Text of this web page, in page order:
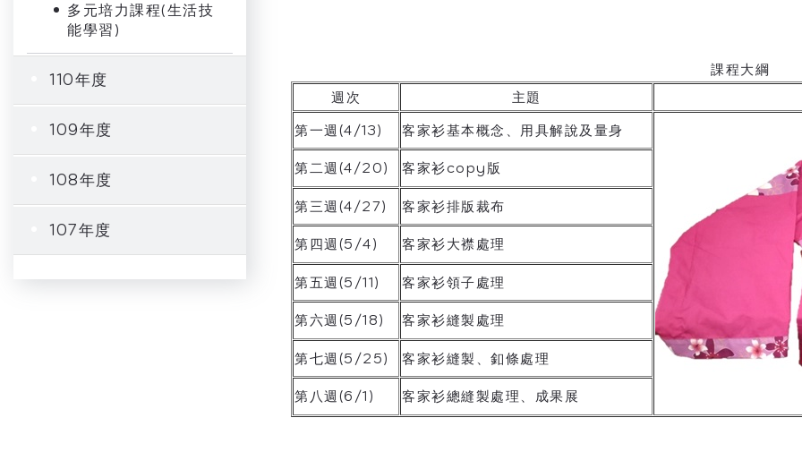
多元培力課程(生活技
能學習)
110年度
109年度
108年度
107年度
課程大綱
週次
主題
第一週(4/13)
客家衫基本概念、用具解說及量身
第二週(4/20) 客家衫copy版
第三週(4/27) 客家衫排版裁布
第四週(5/4) 客家衫大襟處理
第五週(5/11) 客家衫領子處理
第六週(5/18) 客家衫縫製處理
第七週(5/25) 客家衫縫製、釦條處理
第八週(6/1) 客家衫總縫製處理、成果展